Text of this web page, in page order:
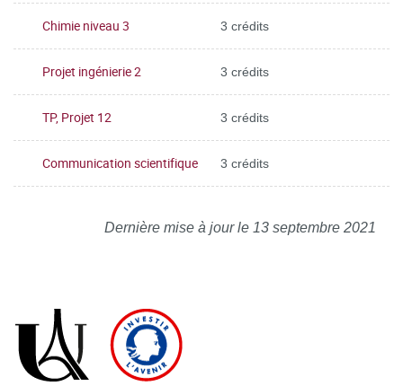
Chimie niveau 3 3 crédits
Projet ingénierie 2 3 crédits
TP, Projet 12 3 crédits
Communication scientifique 3 crédits
Dernière mise à jour le 13 septembre 2021